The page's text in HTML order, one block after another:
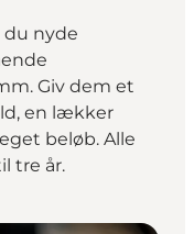
du nyde
Giv dem et
en lækker
beløb. Alle
tre år.